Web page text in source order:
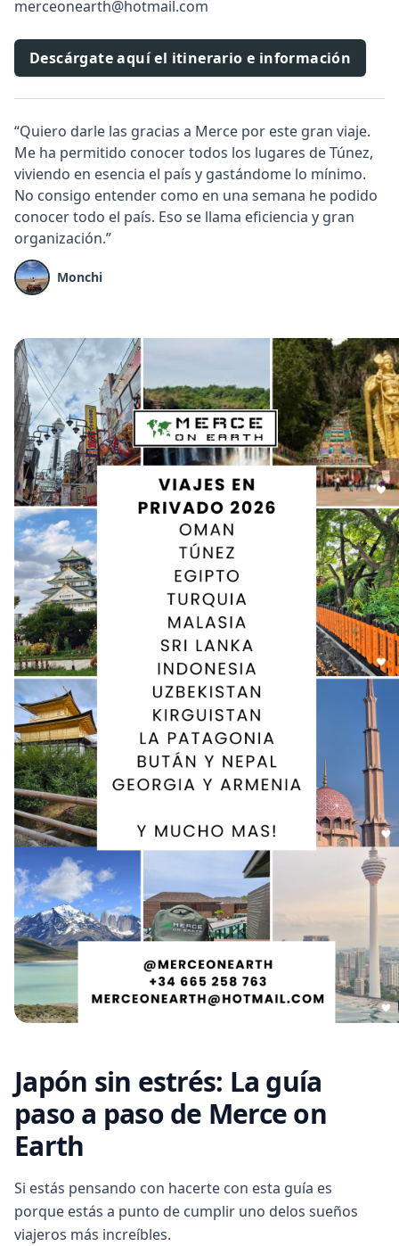
merceonearth@hotmail.com
Descárgate aquí el itinerario e información
“Quiero darle las gracias a Merce por este gran viaje.
Me ha permitido conocer todos los lugares de Túnez,
viviendo en esencia el país y gastándome lo mínimo.
No consigo entender como en una semana he podido
conocer todo el país. Eso se llama eficiencia y gran
organización.”
Monchi
Japón sin estrés: La guía
paso a paso de Merce on
Earth
Si estás pensando con hacerte con esta guía es
porque estás a punto de cumplir uno delos sueños
viajeros más increíbles.